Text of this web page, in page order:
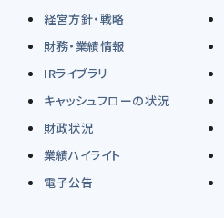
経営方針・戦略
財務・業績情報
IRライブラリ
キャッシュフローの状況
財政状況
業績ハイライト
電子公告